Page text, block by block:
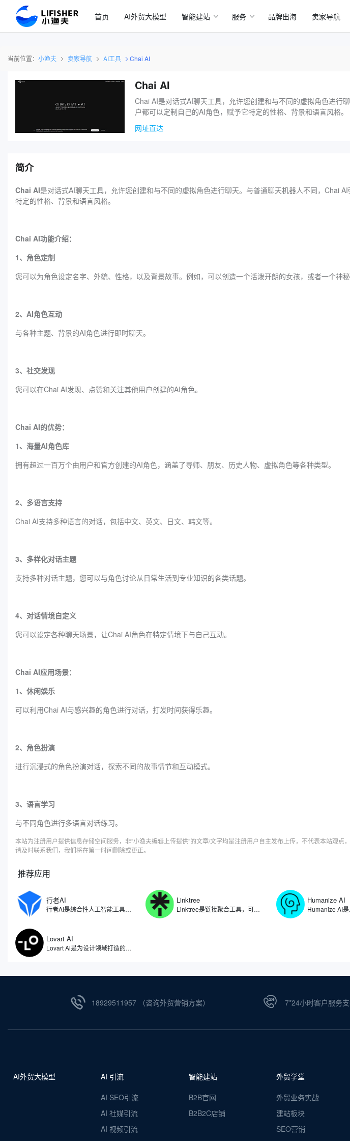
首页 AI外贸大模型 智能建站 服务 品牌出海 卖家导航
当前位置： 小渔夫 卖家导航 AI工具 Chai AI
Chai AI
Chai AI是对话式AI聊天工具，允许您创建和与不同的虚拟角色进行
户都可以定制自己的AI角色，赋予它特定的性格、背景和语言风格。
网址直达
简介
Chai AI是对话式AI聊天工具，允许您创建和与不同的虚拟角色进行聊天。与普通聊天机器人不同，Chai
特定的性格、背景和语言风格。
Chai AI功能介绍：
1、角色定制
您可以为角色设定名字、外貌、性格，以及背景故事。例如，可以创造一个活泼开朗的女孩，或者一个神秘
2、AI角色互动
与各种主题、背景的AI角色进行即时聊天。
3、社交发现
您可以在Chai AI发现、点赞和关注其他用户创建的AI角色。
Chai AI的优势：
1、海量AI角色库
拥有超过一百万个由用户和官方创建的AI角色，涵盖了导师、朋友、历史人物、虚拟角色等各种类型。
2、多语言支持
Chai AI支持多种语言的对话，包括中文、英文、日文、韩文等。
3、多样化对话主题
支持多种对话主题，您可以与角色讨论从日常生活到专业知识的各类话题。
4、对话情境自定义
您可以设定各种聊天场景，让Chai AI角色在特定情境下与自己互动。
Chai AI应用场景：
1、休闲娱乐
可以利用Chai AI与感兴趣的角色进行对话，打发时间获得乐趣。
2、角色扮演
进行沉浸式的角色扮演对话，探索不同的故事情节和互动模式。
3、语言学习
与不同角色进行多语言对话练习。
本站为注册用户提供信息存储空间服务，非“小渔夫编辑上传提供”的文章/文字均是注册用户自主发布上传，不代表本站观点
请及时联系我们，我们将在第一时间删除或更正。
推荐应用
行者AI
行者AI是综合性人工智能工具，专注于人工智能在游戏、文娱等领域的研究和应用场景拓展。利用自研算法开发了一系列AI产品与解决方案，包括了AI智能体、AI安全、AI美术、AI音乐等多项产品，行者AI能够让游戏行业乃至内容创作的从业者能够尽量节省生产的时间，把更多精力放在创意本身。
Linktree
Linktree是链接聚合工具，可以在用户的社交媒体个人资料中提供一个可点击链接列表，让用户将自己的个人资料、文章、产品、项目等链接整合在一个页面上，方便粉丝和客户一键访问。通过使用Linktree，可满足用户在多个社交平台统一管理分享内容的需求，简化了用户在不同社交媒体平台更新链接的复杂过程。
Humanize AI
Lovart AI
Lovart Al是为设计领域打造的人工智能体，被誉为全球首个设计智能体。因此不仅仅是一个图像生成工具，更像是一位全天候的智能设计助手，能够理解用户需求，自动拆解设计任务，从创意构思到成品输出，实现全流程自动化。无论是设计师、品牌主还是内容创作者，都能通过自然语言与Lovart AI对话，获得视觉效果设计。
18929511957 （咨询外贸营销方案） 7*24小时客户服务
AI外贸大模型 AI 引流
AI SEO引流
AI 社媒引流
AI 视频引流
智能建站
B2B官网
B2B2C店铺
外贸学堂
外贸业务实战
建站板块
SEO营销